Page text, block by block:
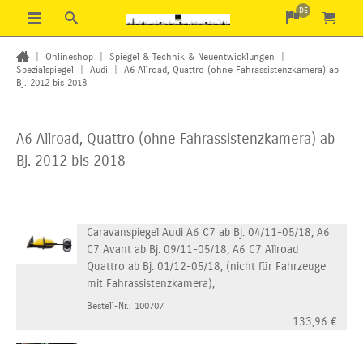
DE
Onlineshop Spiegel & Technik & Neuentwicklungen
Spezialspiegel
Audi
A6 Allroad, Quattro (ohne Fahrassistenzkamera) ab
Bj. 2012 bis 2018
A6 Allroad, Quattro (ohne Fahrassistenzkamera) ab
Bj. 2012 bis 2018
Caravanspiegel Audi A6 C7 ab Bj. 04/11-05/18, A6
C7 Avant ab Bj. 09/11-05/18, A6 C7 Allroad
Quattro ab Bj. 01/12-05/18, (nicht für Fahrzeuge
mit Fahrassistenzkamera),
Bestell-Nr.: 100707
133,96 €